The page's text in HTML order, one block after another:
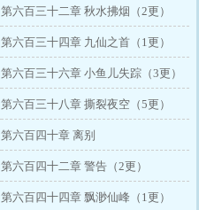
第六百三十二章 秋水拂烟（2更）
第六百三十四章 九仙之首（1更）
第六百三十六章 小鱼儿失踪（3更）
第六百三十八章 撕裂夜空（5更）
第六百四十章 离别
第六百四十二章 警告（2更）
第六百四十四章 飘渺仙峰（1更）